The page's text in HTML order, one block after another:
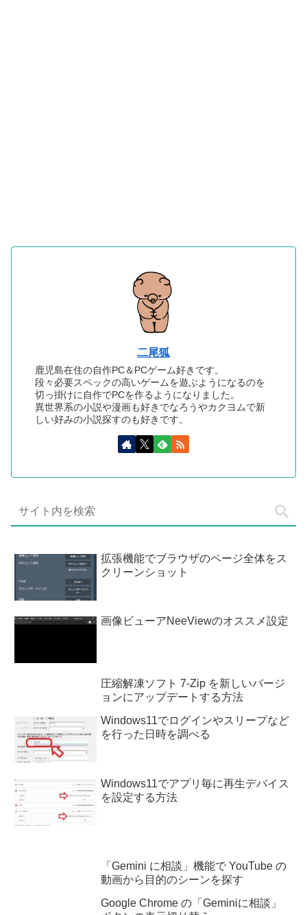
二尾狐
鹿児島在住の自作PC＆PCゲーム好きです。
段々必要スペックの高いゲームを遊ぶようになるのを
切っ掛けに自作でPCを作るようになりました。
異世界系の小説や漫画も好きでなろうやカクヨムで新
しい好みの小説探すのも好きです。
拡張機能でブラウザのページ全体をス
クリーンショット
画像ビューアNeeViewのオススメ設定
圧縮解凍ソフト 7-Zip を新しいバージ
ョンにアップデートする方法
Windows11でログインやスリープなど
を行った日時を調べる
Windows11でアプリ毎に再生デバイス
を設定する方法
「Gemini に相談」機能で YouTube の
動画から目的のシーンを探す
Google Chrome の「Geminiに相談」